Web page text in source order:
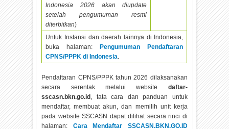
Indonesia 2026 akan diupdate
setelah pengumuman resmi
diterbitkan)
Untuk Instansi dan daerah lainnya di Indonesia,
buka halaman:
Pengumuman Pendaftaran
CPNS/PPPK di Indonesia.
Pendaftaran CPNS/PPPK tahun2026 dilaksanakan
secara serentak melalui website daftar-
sscasn.bkn.go.id , tata cara dan panduan untuk
mendaftar, membuat akun, dan memilih unit kerja
pada website SSCASN dapat dilihat secara rinci di
halaman: Cara Mendaftar SSCASN.BKN.GO.ID